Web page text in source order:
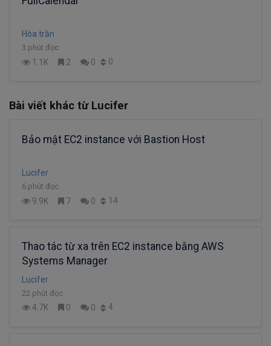
Hòa trần
3 phút đọc
1.1K 2 0 0
Bài viết khác từ Lucifer
Bảo mật EC2 instance với Bastion Host
Lucifer
6 phút đọc
9.9K 7 0 14
Thao tác từ xa trên EC2 instance bằng AWS
Systems Manager
Lucifer
22 phút đọc
4.7K 0 0 4